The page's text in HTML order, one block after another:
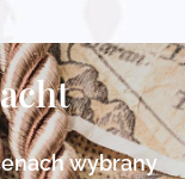
wybrany